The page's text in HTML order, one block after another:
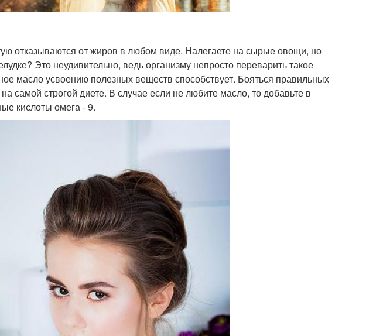
отказываются от жиров в любом виде. Налегаете на сырые овощи, но
Это неудивительно, ведь организму непросто переварить такое
масло усвоению полезных веществ способствует. Бояться правильных
самой строгой диете. В случае если не любите масло, то добавьте в
кислоты омега - 9.